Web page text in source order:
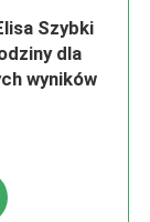
Szybki
dla
wyników